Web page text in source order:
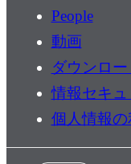
People
動画
ダウンロー
情報セキュ
個人情報